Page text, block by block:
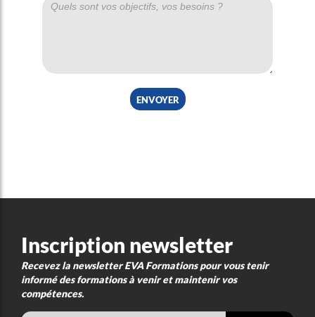
envoyer
Inscription newsletter
Recevez la newsletter EVA Formations pour vous tenir
informé des formations à venir et maintenir vos
compétences.